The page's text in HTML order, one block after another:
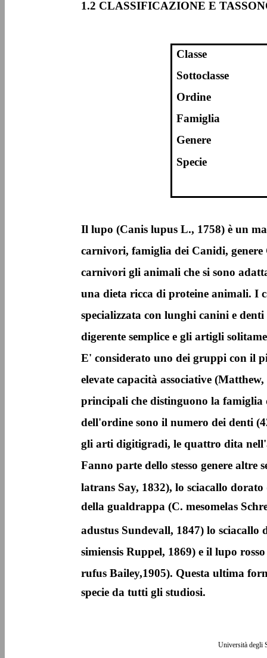
Università degli
1.2 CLASSIFICAZIONE E
Classe
Sottoclasse
Ordine
Famiglia
Genere
Specie
Il lupo (Canis lupus L., 1758) è un
carnivori, famiglia dei Canidi,
carnivori gli animali che si sono
una dieta ricca di proteine animali. I
specializzata con lunghi canini e
digerente semplice e gli artigli
E' considerato uno dei gruppi con il
elevate capacità associative
principali che distinguono la
dell'ordine sono il numero dei denti
gli arti digitigradi, le quattro dita
Fanno parte dello stesso genere altre
latrans Say, 1832), lo sciacallo
della gualdrappa (C. mesomelas
adustus Sundevall, 1847) lo sciacallo
simiensis Ruppel, 1869) e il lupo
rufus Bailey,1905). Questa ultima
specie da tutti gli studiosi.